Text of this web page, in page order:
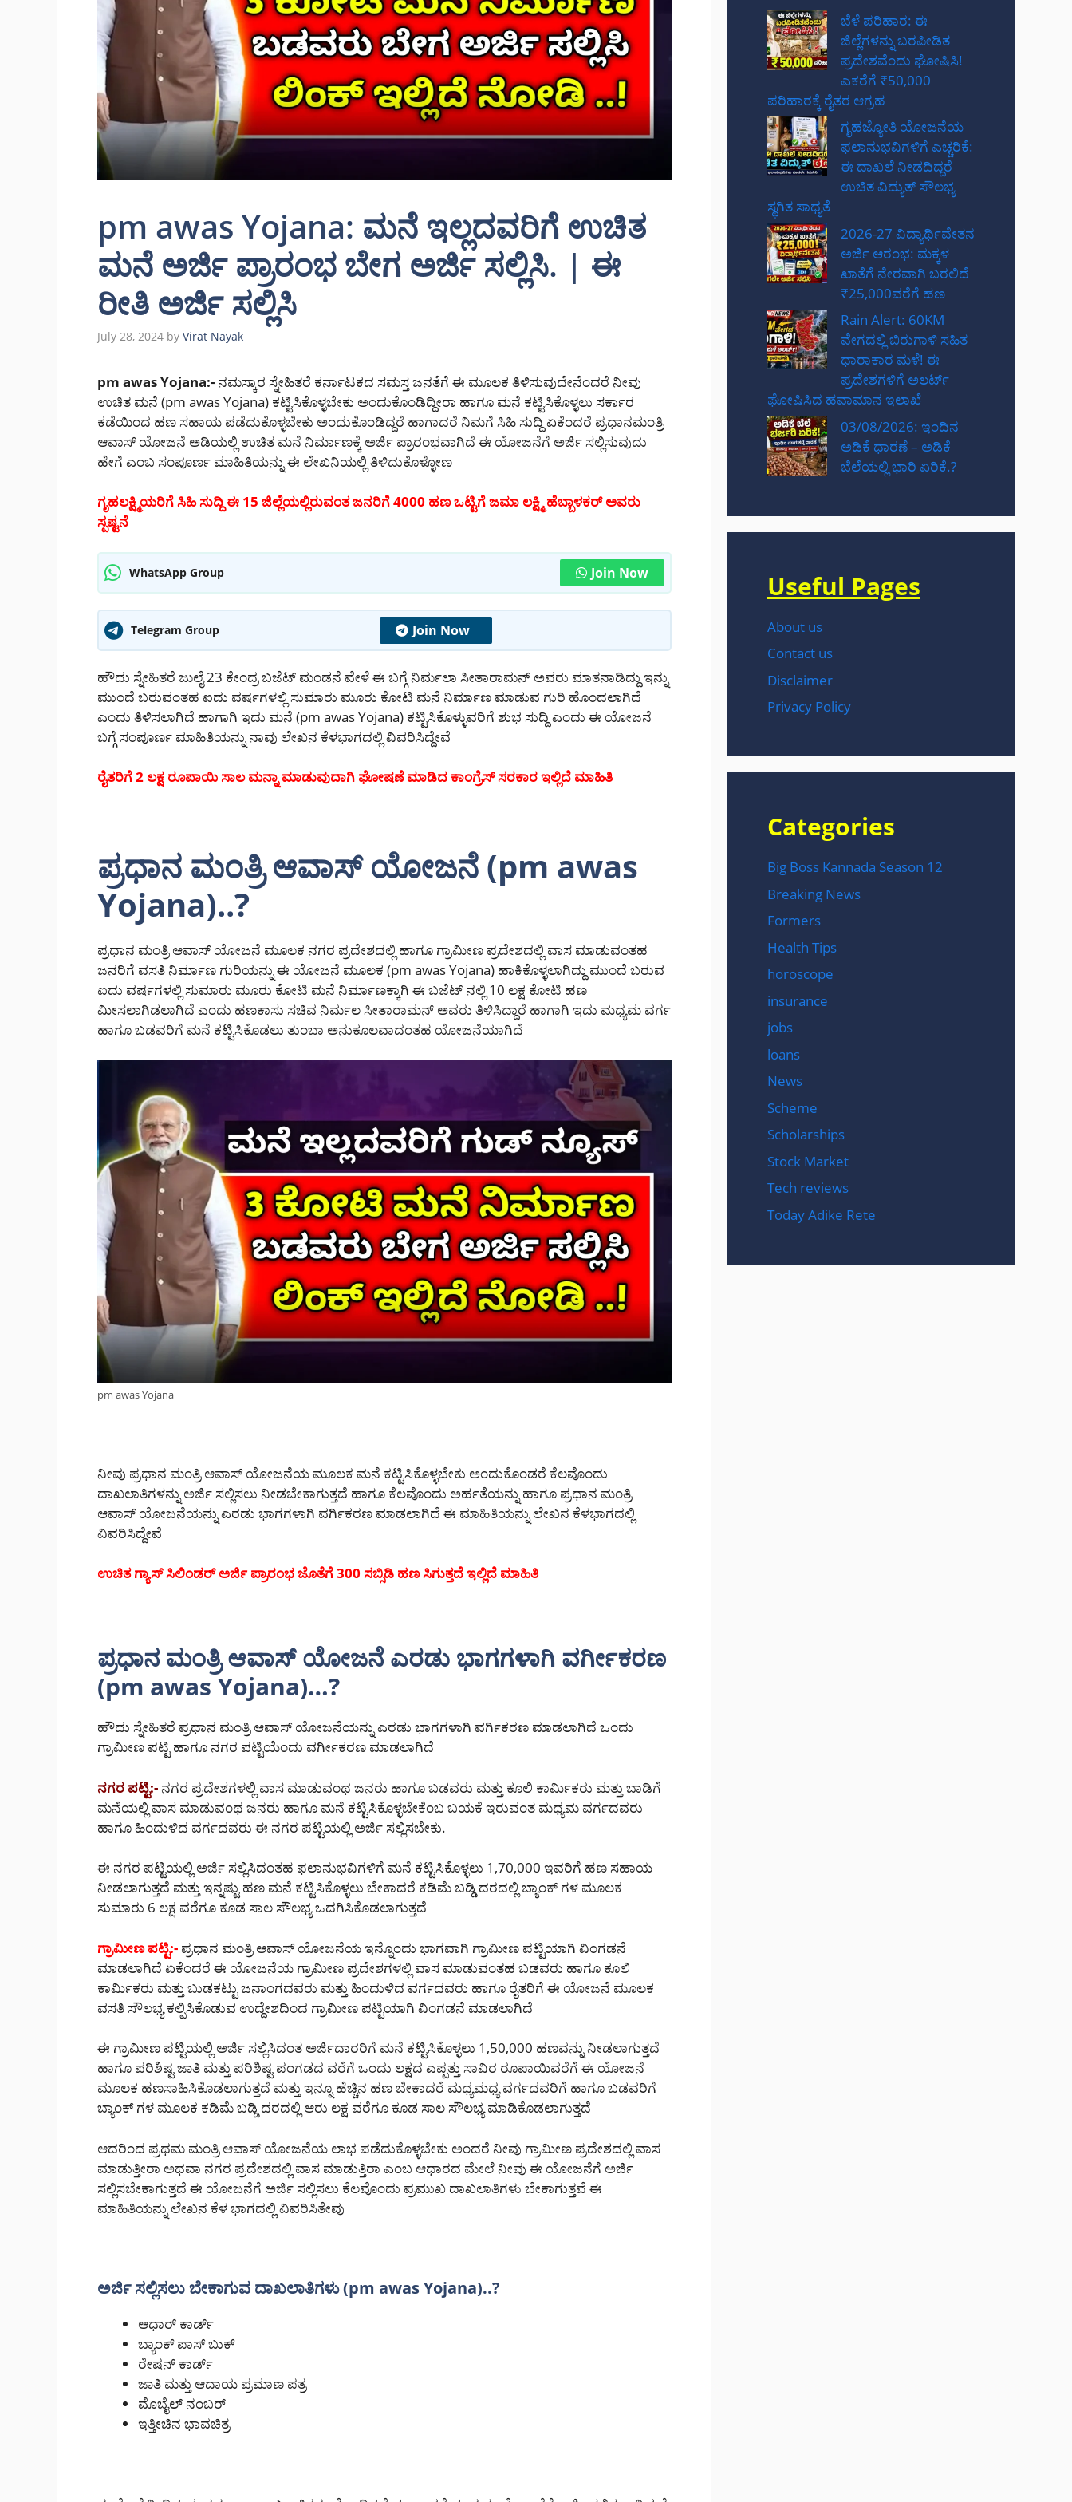
pm awas Yojana: ಮನೆ ಇಲ್ಲದವರಿಗೆ ಉಚಿತ
ಮನೆ ಅರ್ಜಿ ಪ್ರಾರಂಭ ಬೇಗ ಅರ್ಜಿ ಸಲ್ಲಿಸಿ. | ಈ
ರೀತಿ ಅರ್ಜಿ ಸಲ್ಲಿಸಿ
July 28, 2024 by Virat Nayak
pm awas Yojana:- ನಮಸ್ಕಾರ ಸ್ನೇಹಿತರೆ ಕರ್ನಾಟಕದ ಸಮಸ್ತ ಜನತೆಗೆ ಈ ಮೂಲಕ ತಿಳಿಸುವುದೇನೆಂದರೆ ನೀವು
ಉಚಿತ ಮನೆ (pm awas Yojana) ಕಟ್ಟಿಸಿಕೊಳ್ಳಬೇಕು ಅಂದುಕೊಂಡಿದ್ದೀರಾ ಹಾಗೂ ಮನೆ ಕಟ್ಟಿಸಿಕೊಳ್ಳಲು ಸರ್ಕಾರ
ಕಡೆಯಿಂದ ಹಣ ಸಹಾಯ ಪಡೆದುಕೊಳ್ಳಬೇಕು ಅಂದುಕೊಂಡಿದ್ದರೆ ಹಾಗಾದರೆ ನಿಮಗೆ ಸಿಹಿ ಸುದ್ದಿ ಏಕೆಂದರೆ ಪ್ರಧಾನಮಂತ್ರಿ
ಆವಾಸ್ ಯೋಜನೆ ಅಡಿಯಲ್ಲಿ ಉಚಿತ ಮನೆ ನಿರ್ಮಾಣಕ್ಕೆ ಅರ್ಜಿ ಪ್ರಾರಂಭವಾಗಿದೆ ಈ ಯೋಜನೆಗೆ ಅರ್ಜಿ ಸಲ್ಲಿಸುವುದು
ಹೇಗೆ ಎಂಬ ಸಂಪೂರ್ಣ ಮಾಹಿತಿಯನ್ನು ಈ ಲೇಖನಿಯಲ್ಲಿ ತಿಳಿದುಕೊಳ್ಳೋಣ
ಗೃಹಲಕ್ಷ್ಮಿಯರಿಗೆ ಸಿಹಿ ಸುದ್ದಿ ಈ 15 ಜಿಲ್ಲೆಯಲ್ಲಿರುವಂತ ಜನರಿಗೆ 4000 ಹಣ ಒಟ್ಟಿಗೆ ಜಮಾ ಲಕ್ಷ್ಮಿ ಹೆಬ್ಬಾಳಕರ್ ಅವರು
ಸ್ಪಷ್ಟನೆ
WhatsApp Group Join Now
Telegram Group Join Now
ಹೌದು ಸ್ನೇಹಿತರೆ ಜುಲೈ 23 ಕೇಂದ್ರ ಬಜೆಟ್ ಮಂಡನೆ ವೇಳೆ ಈ ಬಗ್ಗೆ ನಿರ್ಮಲಾ ಸೀತಾರಾಮನ್ ಅವರು ಮಾತನಾಡಿದ್ದು ಇನ್ನು
ಮುಂದೆ ಬರುವಂತಹ ಐದು ವರ್ಷಗಳಲ್ಲಿ ಸುಮಾರು ಮೂರು ಕೋಟಿ ಮನೆ ನಿರ್ಮಾಣ ಮಾಡುವ ಗುರಿ ಹೊಂದಲಾಗಿದೆ
ಎಂದು ತಿಳಿಸಲಾಗಿದೆ ಹಾಗಾಗಿ ಇದು ಮನೆ (pm awas Yojana) ಕಟ್ಟಿಸಿಕೊಳ್ಳುವರಿಗೆ ಶುಭ ಸುದ್ದಿ ಎಂದು ಈ ಯೋಜನೆ
ಬಗ್ಗೆ ಸಂಪೂರ್ಣ ಮಾಹಿತಿಯನ್ನು ನಾವು ಲೇಖನ ಕೆಳಭಾಗದಲ್ಲಿ ವಿವರಿಸಿದ್ದೇವೆ
ರೈತರಿಗೆ 2 ಲಕ್ಷ ರೂಪಾಯಿ ಸಾಲ ಮನ್ನಾ ಮಾಡುವುದಾಗಿ ಘೋಷಣೆ ಮಾಡಿದ ಕಾಂಗ್ರೆಸ್ ಸರಕಾರ ಇಲ್ಲಿದೆ ಮಾಹಿತಿ
ಪ್ರಧಾನ ಮಂತ್ರಿ ಆವಾಸ್ ಯೋಜನೆ (pm awas
Yojana)..?
ಪ್ರಧಾನ ಮಂತ್ರಿ ಆವಾಸ್ ಯೋಜನೆ ಮೂಲಕ ನಗರ ಪ್ರದೇಶದಲ್ಲಿ ಹಾಗೂ ಗ್ರಾಮೀಣ ಪ್ರದೇಶದಲ್ಲಿ ವಾಸ ಮಾಡುವಂತಹ
ಜನರಿಗೆ ವಸತಿ ನಿರ್ಮಾಣ ಗುರಿಯನ್ನು ಈ ಯೋಜನೆ ಮೂಲಕ (pm awas Yojana) ಹಾಕಿಕೊಳ್ಳಲಾಗಿದ್ದು ಮುಂದೆ ಬರುವ
ಐದು ವರ್ಷಗಳಲ್ಲಿ ಸುಮಾರು ಮೂರು ಕೋಟಿ ಮನೆ ನಿರ್ಮಾಣಕ್ಕಾಗಿ ಈ ಬಜೆಟ್ ನಲ್ಲಿ 10 ಲಕ್ಷ ಕೋಟಿ ಹಣ
ಮೀಸಲಾಗಿಡಲಾಗಿದೆ ಎಂದು ಹಣಕಾಸು ಸಚಿವ ನಿರ್ಮಲ ಸೀತಾರಾಮನ್ ಅವರು ತಿಳಿಸಿದ್ದಾರೆ ಹಾಗಾಗಿ ಇದು ಮಧ್ಯಮ ವರ್ಗ
ಹಾಗೂ ಬಡವರಿಗೆ ಮನೆ ಕಟ್ಟಿಸಿಕೊಡಲು ತುಂಬಾ ಅನುಕೂಲವಾದಂತಹ ಯೋಜನೆಯಾಗಿದೆ
pm awas Yojana
ನೀವು ಪ್ರಧಾನ ಮಂತ್ರಿ ಆವಾಸ್ ಯೋಜನೆಯ ಮೂಲಕ ಮನೆ ಕಟ್ಟಿಸಿಕೊಳ್ಳಬೇಕು ಅಂದುಕೊಂಡರೆ ಕೆಲವೊಂದು
ದಾಖಲಾತಿಗಳನ್ನು ಅರ್ಜಿ ಸಲ್ಲಿಸಲು ನೀಡಬೇಕಾಗುತ್ತದೆ ಹಾಗೂ ಕೆಲವೊಂದು ಅರ್ಹತೆಯನ್ನು ಹಾಗೂ ಪ್ರಧಾನ ಮಂತ್ರಿ
ಆವಾಸ್ ಯೋಜನೆಯನ್ನು ಎರಡು ಭಾಗಗಳಾಗಿ ವರ್ಗಿಕರಣ ಮಾಡಲಾಗಿದೆ ಈ ಮಾಹಿತಿಯನ್ನು ಲೇಖನ ಕೆಳಭಾಗದಲ್ಲಿ
ವಿವರಿಸಿದ್ದೇವೆ
ಉಚಿತ ಗ್ಯಾಸ್ ಸಿಲಿಂಡರ್ ಅರ್ಜಿ ಪ್ರಾರಂಭ ಜೊತೆಗೆ 300 ಸಬ್ಸಿಡಿ ಹಣ ಸಿಗುತ್ತದೆ ಇಲ್ಲಿದೆ ಮಾಹಿತಿ
ಪ್ರಧಾನ ಮಂತ್ರಿ ಆವಾಸ್ ಯೋಜನೆ ಎರಡು ಭಾಗಗಳಾಗಿ ವರ್ಗೀಕರಣ
(pm awas Yojana)…?
ಹೌದು ಸ್ನೇಹಿತರೆ ಪ್ರಧಾನ ಮಂತ್ರಿ ಆವಾಸ್ ಯೋಜನೆಯನ್ನು ಎರಡು ಭಾಗಗಳಾಗಿ ವರ್ಗಿಕರಣ ಮಾಡಲಾಗಿದೆ ಒಂದು
ಗ್ರಾಮೀಣ ಪಟ್ಟಿ ಹಾಗೂ ನಗರ ಪಟ್ಟಿಯೆಂದು ವರ್ಗೀಕರಣ ಮಾಡಲಾಗಿದೆ
ನಗರ ಪಟ್ಟಿ:- ನಗರ ಪ್ರದೇಶಗಳಲ್ಲಿ ವಾಸ ಮಾಡುವಂಥ ಜನರು ಹಾಗೂ ಬಡವರು ಮತ್ತು ಕೂಲಿ ಕಾರ್ಮಿಕರು ಮತ್ತು ಬಾಡಿಗೆ
ಮನೆಯಲ್ಲಿ ವಾಸ ಮಾಡುವಂಥ ಜನರು ಹಾಗೂ ಮನೆ ಕಟ್ಟಿಸಿಕೊಳ್ಳಬೇಕೆಂಬ ಬಯಕೆ ಇರುವಂತ ಮಧ್ಯಮ ವರ್ಗದವರು
ಹಾಗೂ ಹಿಂದುಳಿದ ವರ್ಗದವರು ಈ ನಗರ ಪಟ್ಟಿಯಲ್ಲಿ ಅರ್ಜಿ ಸಲ್ಲಿಸಬೇಕು.
ಈ ನಗರ ಪಟ್ಟಿಯಲ್ಲಿ ಅರ್ಜಿ ಸಲ್ಲಿಸಿದಂತಹ ಫಲಾನುಭವಿಗಳಿಗೆ ಮನೆ ಕಟ್ಟಿಸಿಕೊಳ್ಳಲು 1,70,000 ಇವರಿಗೆ ಹಣ ಸಹಾಯ
ನೀಡಲಾಗುತ್ತದೆ ಮತ್ತು ಇನ್ನಷ್ಟು ಹಣ ಮನೆ ಕಟ್ಟಿಸಿಕೊಳ್ಳಲು ಬೇಕಾದರೆ ಕಡಿಮೆ ಬಡ್ಡಿ ದರದಲ್ಲಿ ಬ್ಯಾಂಕ್ ಗಳ ಮೂಲಕ
ಸುಮಾರು 6 ಲಕ್ಷ ವರೆಗೂ ಕೂಡ ಸಾಲ ಸೌಲಭ್ಯ ಒದಗಿಸಿಕೊಡಲಾಗುತ್ತದೆ
ಗ್ರಾಮೀಣ ಪಟ್ಟಿ:- ಪ್ರಧಾನ ಮಂತ್ರಿ ಆವಾಸ್ ಯೋಜನೆಯ ಇನ್ನೊಂದು ಭಾಗವಾಗಿ ಗ್ರಾಮೀಣ ಪಟ್ಟಿಯಾಗಿ ವಿಂಗಡನೆ
ಮಾಡಲಾಗಿದೆ ಏಕೆಂದರೆ ಈ ಯೋಜನೆಯ ಗ್ರಾಮೀಣ ಪ್ರದೇಶಗಳಲ್ಲಿ ವಾಸ ಮಾಡುವಂತಹ ಬಡವರು ಹಾಗೂ ಕೂಲಿ
ಕಾರ್ಮಿಕರು ಮತ್ತು ಬುಡಕಟ್ಟು ಜನಾಂಗದವರು ಮತ್ತು ಹಿಂದುಳಿದ ವರ್ಗದವರು ಹಾಗೂ ರೈತರಿಗೆ ಈ ಯೋಜನೆ ಮೂಲಕ
ವಸತಿ ಸೌಲಭ್ಯ ಕಲ್ಪಿಸಿಕೊಡುವ ಉದ್ದೇಶದಿಂದ ಗ್ರಾಮೀಣ ಪಟ್ಟಿಯಾಗಿ ವಿಂಗಡನೆ ಮಾಡಲಾಗಿದೆ
ಈ ಗ್ರಾಮೀಣ ಪಟ್ಟಿಯಲ್ಲಿ ಅರ್ಜಿ ಸಲ್ಲಿಸಿದಂತ ಅರ್ಜಿದಾರರಿಗೆ ಮನೆ ಕಟ್ಟಿಸಿಕೊಳ್ಳಲು 1,50,000 ಹಣವನ್ನು ನೀಡಲಾಗುತ್ತದೆ
ಹಾಗೂ ಪರಿಶಿಷ್ಟ ಜಾತಿ ಮತ್ತು ಪರಿಶಿಷ್ಟ ಪಂಗಡದ ವರೆಗೆ ಒಂದು ಲಕ್ಷದ ಎಪ್ಪತ್ತು ಸಾವಿರ ರೂಪಾಯಿವರೆಗೆ ಈ ಯೋಜನೆ
ಮೂಲಕ ಹಣಸಾಹಿಸಿಕೊಡಲಾಗುತ್ತದೆ ಮತ್ತು ಇನ್ನೂ ಹೆಚ್ಚಿನ ಹಣ ಬೇಕಾದರೆ ಮಧ್ಯಮಧ್ಯ ವರ್ಗದವರಿಗೆ ಹಾಗೂ ಬಡವರಿಗೆ
ಬ್ಯಾಂಕ್ ಗಳ ಮೂಲಕ ಕಡಿಮೆ ಬಡ್ಡಿ ದರದಲ್ಲಿ ಆರು ಲಕ್ಷ ವರೆಗೂ ಕೂಡ ಸಾಲ ಸೌಲಭ್ಯ ಮಾಡಿಕೊಡಲಾಗುತ್ತದೆ
ಆದರಿಂದ ಪ್ರಥಮ ಮಂತ್ರಿ ಆವಾಸ್ ಯೋಜನೆಯ ಲಾಭ ಪಡೆದುಕೊಳ್ಳಬೇಕು ಅಂದರೆ ನೀವು ಗ್ರಾಮೀಣ ಪ್ರದೇಶದಲ್ಲಿ ವಾಸ
ಮಾಡುತ್ತೀರಾ ಅಥವಾ ನಗರ ಪ್ರದೇಶದಲ್ಲಿ ವಾಸ ಮಾಡುತ್ತಿರಾ ಎಂಬ ಆಧಾರದ ಮೇಲೆ ನೀವು ಈ ಯೋಜನೆಗೆ ಅರ್ಜಿ
ಸಲ್ಲಿಸಬೇಕಾಗುತ್ತದೆ ಈ ಯೋಜನೆಗೆ ಅರ್ಜಿ ಸಲ್ಲಿಸಲು ಕೆಲವೊಂದು ಪ್ರಮುಖ ದಾಖಲಾತಿಗಳು ಬೇಕಾಗುತ್ತವೆ ಈ
ಮಾಹಿತಿಯನ್ನು ಲೇಖನ ಕೆಳ ಭಾಗದಲ್ಲಿ ವಿವರಿಸಿತೇವು
ಅರ್ಜಿ ಸಲ್ಲಿಸಲು ಬೇಕಾಗುವ ದಾಖಲಾತಿಗಳು (pm awas Yojana)..?
ಆಧಾರ್ ಕಾರ್ಡ್
ಬ್ಯಾಂಕ್ ಪಾಸ್ ಬುಕ್
ರೇಷನ್ ಕಾರ್ಡ್
ಜಾತಿ ಮತ್ತು ಆದಾಯ ಪ್ರಮಾಣ ಪತ್ರ
ಮೊಬೈಲ್ ನಂಬರ್
ಇತ್ತೀಚಿನ ಭಾವಚಿತ್ರ
ಬೆಳೆ ಪರಿಹಾರ: ಈ
ಜಿಲ್ಲೆಗಳನ್ನು ಬರಪೀಡಿತ
ಪ್ರದೇಶವೆಂದು ಘೋಷಿಸಿ!
ಎಕರೆಗೆ ₹50,000
ಪರಿಹಾರಕ್ಕೆ ರೈತರ ಆಗ್ರಹ
ಗೃಹಜ್ಯೋತಿ ಯೋಜನೆಯ
ಫಲಾನುಭವಿಗಳಿಗೆ ಎಚ್ಚರಿಕೆ:
ಈ ದಾಖಲೆ ನೀಡದಿದ್ದರೆ
ಉಚಿತ ವಿದ್ಯುತ್ ಸೌಲಭ್ಯ
ಸ್ಥಗಿತ ಸಾಧ್ಯತೆ
2026-27 ವಿದ್ಯಾರ್ಥಿವೇತನ
ಅರ್ಜಿ ಆರಂಭ: ಮಕ್ಕಳ
ಖಾತೆಗೆ ನೇರವಾಗಿ ಬರಲಿದೆ
₹25,000ವರೆಗೆ ಹಣ
Rain Alert: 60KM
ವೇಗದಲ್ಲಿ ಬಿರುಗಾಳಿ ಸಹಿತ
ಧಾರಾಕಾರ ಮಳೆ! ಈ
ಪ್ರದೇಶಗಳಿಗೆ ಅಲರ್ಟ್
ಘೋಷಿಸಿದ ಹವಾಮಾನ ಇಲಾಖೆ
03/08/2026: ಇಂದಿನ
ಅಡಿಕೆ ಧಾರಣೆ – ಅಡಿಕೆ
ಬೆಲೆಯಲ್ಲಿ ಭಾರಿ ಏರಿಕೆ.?
Useful Pages
About us
Contact us
Disclaimer
Privacy Policy
Categories
Big Boss Kannada Season 12
Breaking News
Formers
Health Tips
horoscope
insurance
jobs
loans
News
Scheme
Scholarships
Stock Market
Tech reviews
Today Adike Rete